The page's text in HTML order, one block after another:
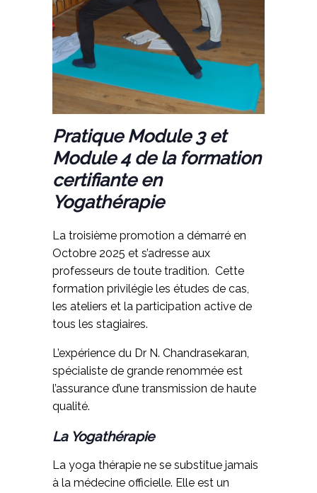
Pratique Module 3 et
Module 4 de la formation
certifiante en
Yogathérapie
La troisième promotion a démarré en
Octobre 2025 et s’adresse aux
professeurs de toute tradition. Cette
formation privilégie les études de cas,
les ateliers et la participation active de
tous les stagiaires.
L’expérience du Dr N. Chandrasekaran,
spécialiste de grande renommée est
l’assurance d’une transmission de haute
qualité.
La Yogathérapie
La yoga thérapie ne se substitue jamais
à la médecine officielle. Elle est un